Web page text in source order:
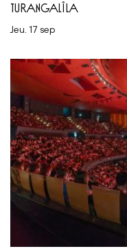
TURANGALÎLA
jeu. 17 sep